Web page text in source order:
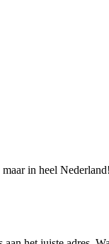
in heel